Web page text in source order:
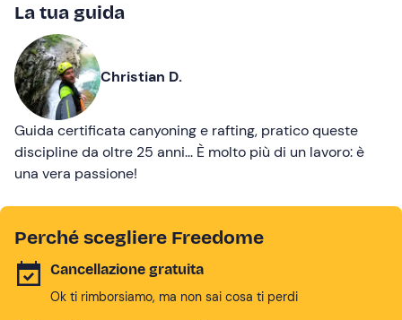
La tua guida
Christian D.
Guida certificata canyoning e rafting, pratico queste
discipline da oltre 25 anni... È molto più di un lavoro: è
una vera passione!
Perché scegliere Freedome
Cancellazione gratuita
Ok ti rimborsiamo, ma non sai cosa ti perdi